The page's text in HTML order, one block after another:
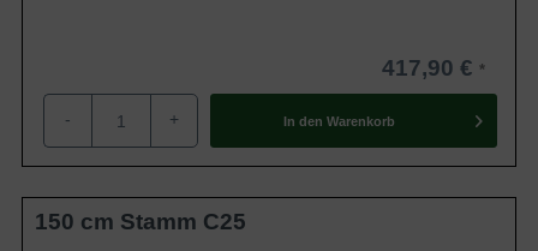
417,90 €
- + In den Warenkorb
150 cm Stamm C25